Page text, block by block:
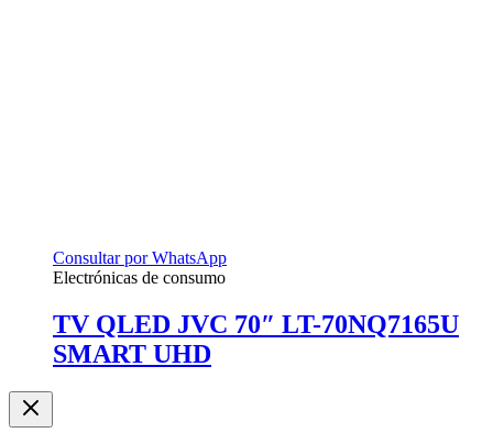
Consultar por WhatsApp
Electrónicas de consumo
TV QLED JVC 70″ LT-70NQ7165U
SMART UHD